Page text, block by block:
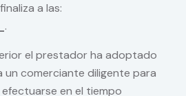
a las:
.
el prestador ha adoptado
un comerciante diligente para
en el tiempo